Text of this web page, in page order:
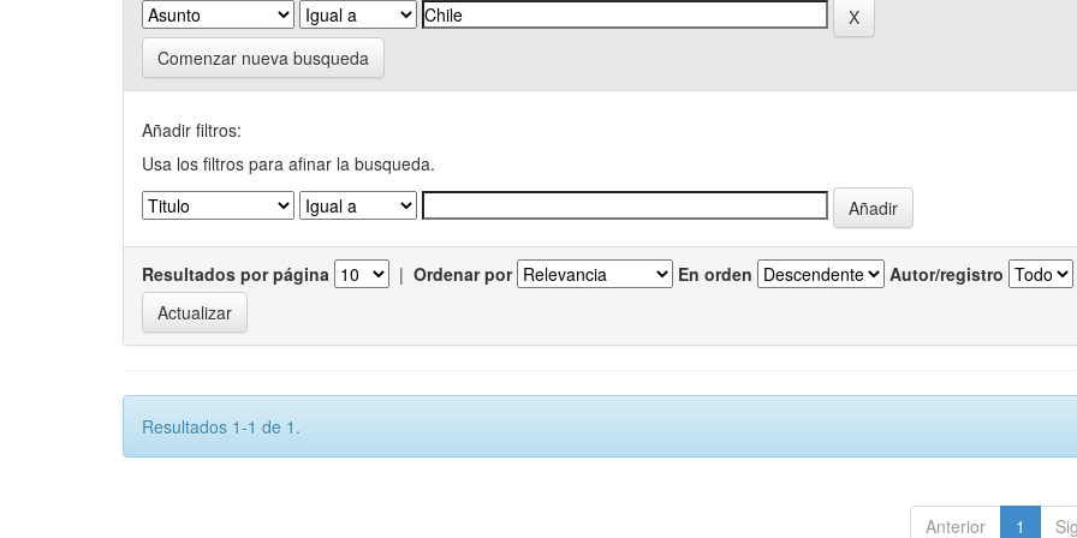
Comenzar nueva busqueda
Añadir filtros:
Usa los filtros para afinar la busqueda.
Resultados por página | Ordenar por En orden Autor/registro
Resultados 1-1 de 1.
Anterior 1